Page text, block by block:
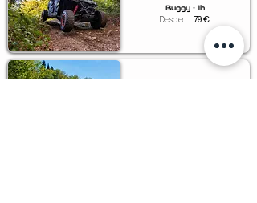
Buggy • 1h
Desde 79€